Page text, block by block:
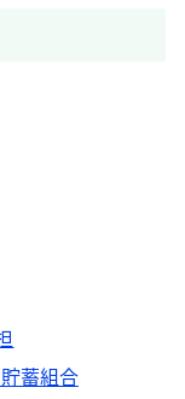
蓄組合